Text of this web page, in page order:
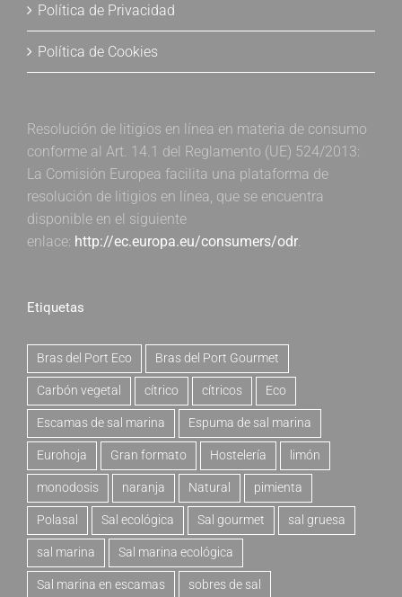
Política de Privacidad
Política de Cookies
Resolución de litigios en línea en materia de consumo
conforme al Art. 14.1 del Reglamento (UE) 524/2013:
La Comisión Europea facilita una plataforma de
resolución de litigios en línea, que se encuentra
disponible en el siguiente
enlace: http://ec.europa.eu/consumers/odr.
Etiquetas
Bras del Port Eco Bras del Port Gourmet
Carbón vegetal cítrico cítricos Eco
Escamas de sal marina Espuma de sal marina
Eurohoja Gran formato Hostelería limón
monodosis naranja Natural pimienta
Polasal Sal ecológica Sal gourmet sal gruesa
sal marina Sal marina ecológica
Sal marina en escamas sobres de sal